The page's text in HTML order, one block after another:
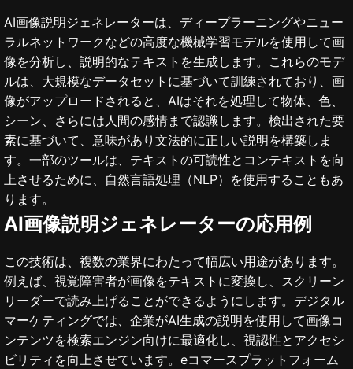
AI画像説明ジェネレーターは、ディープラーニングやニュー
ラルネットワークなどの高度な機械学習モデルを使用して画
像を分析し、説明的なテキストを生成します。これらのモデ
ルは、大規模なデータセットに基づいて訓練されており、画
像がアップロードされると、AIはそれを処理して物体、色、
シーン、さらには人間の感情まで認識します。検出された要
素に基づいて、意味があり文法的に正しい説明を構築しま
す。一部のツールは、テキストの可読性とコンテキストを向
上させるために、自然言語処理（NLP）を使用することもあ
ります。
AI画像説明ジェネレーターの応用例
この技術は、複数の業界にわたって幅広い用途があります。
例えば、視覚障害者が画像をテキストに変換し、スクリーン
リーダーで読み上げることができるようにします。デジタル
マーケティングでは、企業がAI生成の説明を使用して画像コ
ンテンツを検索エンジン向けに最適化し、視認性とアクセシ
ビリティを向上させています。eコマースプラットフォーム